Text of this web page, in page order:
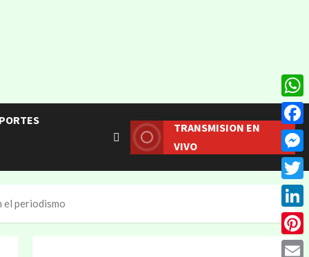
TRANSMISION EN
VIVO
el periodismo